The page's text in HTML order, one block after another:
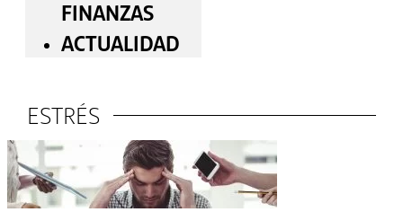
FINANZAS
ACTUALIDAD
ESTRÉS